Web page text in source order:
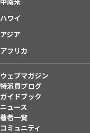
ハワイ
アジア
アフリカ
ウェブマガジン
特派員ブログ
ガイドブック
ニュース
著者一覧
コミュニティ